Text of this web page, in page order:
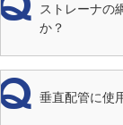
ストレーナの
か？
垂直配管に使